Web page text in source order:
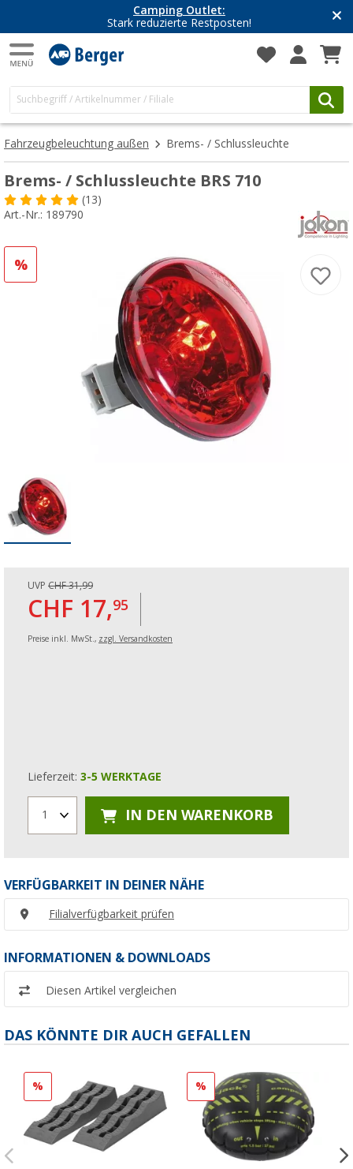
Camping Outlet:
Stark reduzierte Restposten!
Fahrzeugbeleuchtung außen Brems- / Schlussleuchte
Brems- / Schlussleuchte BRS 710
(13)
Art.-Nr.: 189790
%
UVP CHF 31,99
CHF 17,95
Preise inkl. MwSt., zzgl. Versandkosten
Lieferzeit: 3-5 WERKTAGE
1 IN DEN WARENKORB
VERFÜGBARKEIT IN DEINER NÄHE
Filialverfügbarkeit prüfen
INFORMATIONEN & DOWNLOADS
Diesen Artikel vergleichen
DAS KÖNNTE DIR AUCH GEFALLEN
% %